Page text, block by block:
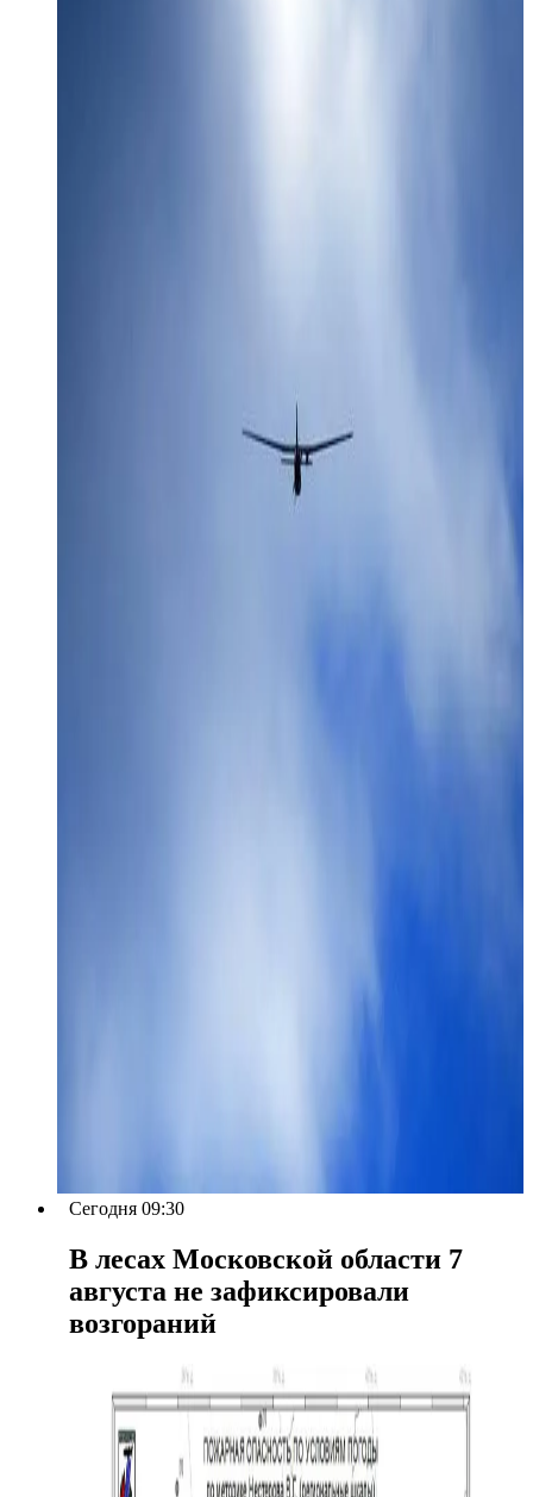
Сегодня 09:30
В лесах Московской области 7
августа не зафиксировали
возгораний